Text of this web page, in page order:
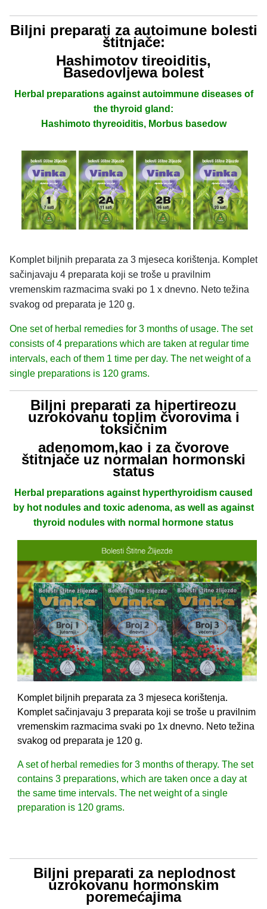
Biljni preparati za autoimune bolesti
štitnjače:
Hashimotov tireoiditis,
Basedovljewa bolest
Herbal preparations against autoimmune diseases of
the thyroid gland:
Hashimoto thyreoiditis, Morbus basedow
Komplet biljnih preparata za 3 mjeseca korištenja. Komplet
sačinjavaju 4 preparata koji se troše u pravilnim
vremenskim razmacima svaki po 1 x dnevno. Neto težina
svakog od preparata je 120 g.
One set of herbal remedies for 3 months of usage. The set
consists of 4 preparations which are taken at regular time
intervals, each of them 1 time per day. The net weight of a
single preparations is 120 grams.
Biljni preparati za hipertireozu
uzrokovanu toplim čvorovima i
toksičnim
adenomom,kao i za čvorove
štitnjače uz normalan hormonski
status
Herbal preparations against hyperthyroidism caused
by hot nodules and toxic adenoma, as well as against
thyroid nodules with normal hormone status
Komplet biljnih preparata za 3 mjeseca korištenja.
Komplet sačinjavaju 3 preparata koji se troše u pravilnim
vremenskim razmacima svaki po 1x dnevno. Neto težina
svakog od preparata je 120 g.
A set of herbal remedies for 3 months of therapy. The set
contains 3 preparations, which are taken once a day at
the same time intervals. The net weight of a single
preparation is 120 grams.
Biljni preparati za neplodnost
uzrokovanu hormonskim
poremećajima